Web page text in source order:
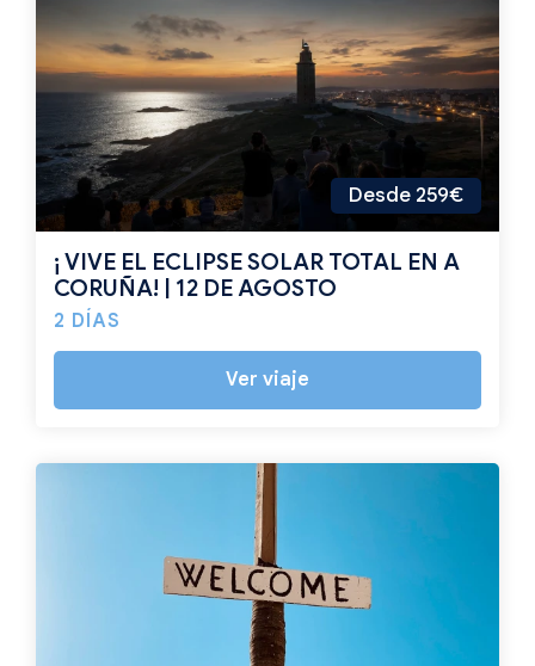
Desde 259€
¡ VIVE EL ECLIPSE SOLAR TOTAL EN A
CORUÑA! | 12 DE AGOSTO
2 DÍAS
Ver viaje